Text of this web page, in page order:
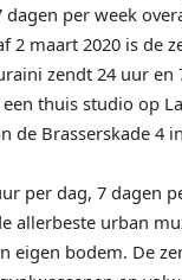
dagen per week
2 maart 2020 is de
zendt 24 uur en
een thuis studio op
de Brasserskade 4
per dag, 7 dagen
allerbeste urban
eigen bodem. De